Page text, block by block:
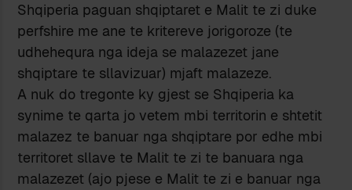
Shqiperia paguan shqiptaret e Malit te zi duke
perfshire me ane te kritereve jorigoroze (te
udhehequra nga ideja se malazezet jane
shqiptare te sllavizuar) mjaft malazeze.
A nuk do tregonte ky gjest se Shqiperia ka
synime te qarta jo vetem mbi territorin e shtetit
malazez te banuar nga shqiptare por edhe mbi
territoret sllave te Malit te zi te banuara nga
malazezet (ajo pjese e Malit te zi e banuar nga